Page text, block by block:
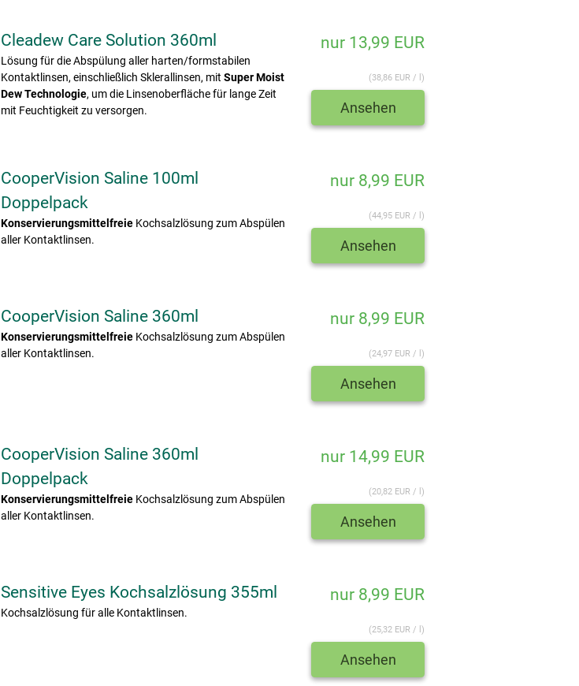
Cleadew Care Solution 360ml
Lösung für die Abspülung aller harten/formstabilen
Kontaktlinsen, einschließlich Sklerallinsen, mitSuper Moist
Dew Technologie, um die Linsenoberfläche für lange Zeit
mit Feuchtigkeit zu versorgen.
nur 13,99 EUR
(38,86 EUR / l)
Ansehen
CooperVision Saline 100ml
Doppelpack
Konservierungsmittelfreie Kochsalzlösung zum Abspülen
aller Kontaktlinsen.
nur 8,99 EUR
(44,95 EUR / l)
Ansehen
CooperVision Saline 360ml
Konservierungsmittelfreie Kochsalzlösung zum Abspülen
aller Kontaktlinsen.
nur 8,99 EUR
(24,97 EUR / l)
Ansehen
CooperVision Saline 360ml
Doppelpack
Konservierungsmittelfreie Kochsalzlösung zum Abspülen
aller Kontaktlinsen.
nur 14,99 EUR
(20,82 EUR / l)
Ansehen
Sensitive Eyes Kochsalzlösung 355ml
Kochsalzlösung für alle Kontaktlinsen.
nur 8,99 EUR
(25,32 EUR / l)
Ansehen